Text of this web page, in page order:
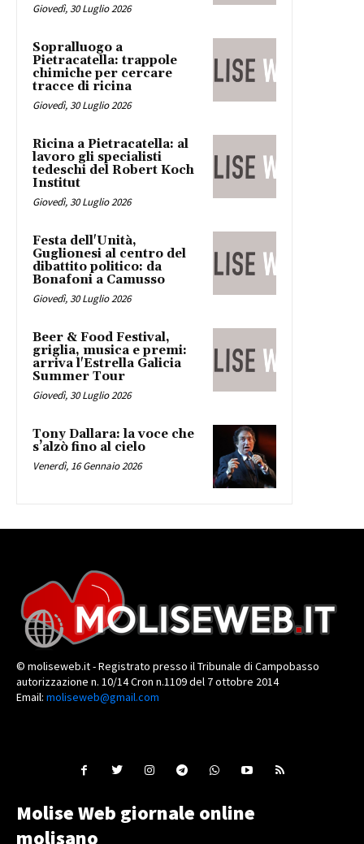
Giovedì, 30 Luglio 2026
Sopralluogo a
Pietracatella: trappole
chimiche per cercare
tracce di ricina
Giovedì, 30 Luglio 2026
Ricina a Pietracatella: al
lavoro gli specialisti
tedeschi del Robert Koch
Institut
Giovedì, 30 Luglio 2026
Festa dell'Unità,
Guglionesi al centro del
dibattito politico: da
Bonafoni a Camusso
Giovedì, 30 Luglio 2026
Beer & Food Festival,
griglia, musica e premi:
arriva l'Estrella Galicia
Summer Tour
Giovedì, 30 Luglio 2026
Tony Dallara: la voce che
s’alzò fino al cielo
Venerdì, 16 Gennaio 2026
© moliseweb.it - Registrato presso il Tribunale di Campobasso
autorizzazione n. 10/14 Cron n.1109 del 7 ottobre 2014
Email: moliseweb@gmail.com
Molise Web giornale online
molisano